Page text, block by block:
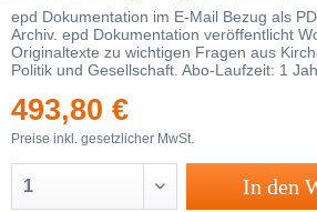
epd Dokumentation im E-Mail Bezug als
Archiv. epd Dokumentation veröffentlicht
Originaltexte zu wichtigen Fragen aus
Politik und Gesellschaft. Abo-Laufzeit: 1
493,80 €
Preise inkl. gesetzlicher MwSt.
In den